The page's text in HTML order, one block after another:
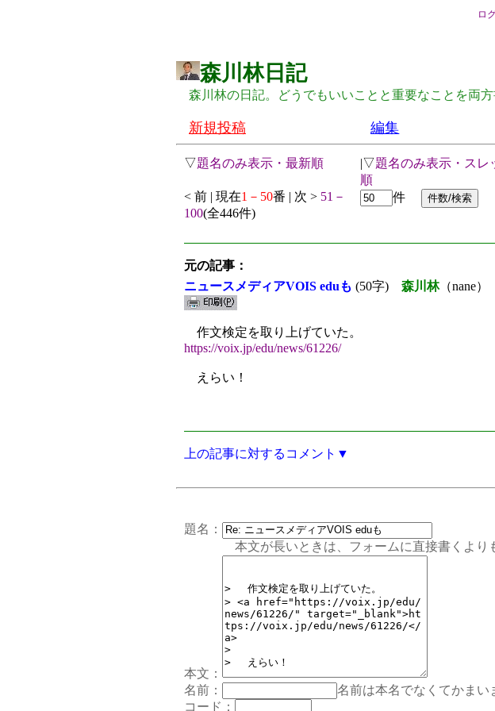
ロ
森川林日記
森川林の日記。どうでもいいことと重要なことを両
新規投稿 編集
▽題名のみ表示・最新順 |▽題名のみ表示・スレ
順
< 前 | 現在1－50番 | 次 > 51－
100(全446件)
件
元の記事：
ニュースメディアVOIS eduも (50字) 森川林（nane）
作文検定を取り上げていた。
https://voix.jp/edu/news/61226/
えらい！
上の記事に対するコメント▼
題名：
本文が長いときは、フォームに直接書くよりも
本文：
名前：
名前は本名でなくてかまい
コード：